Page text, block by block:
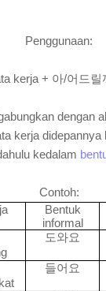
Penggunaan:
kerja + 아/어드릴
dengan
kerja didepannya
kedalam
Contoh:
Bentuk
informal
도와요
들어요